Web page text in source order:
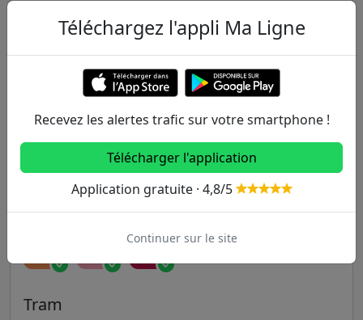
A B C D E
K
Tram
Téléchargez l'appli Ma Ligne
Recevez les alertes trafic sur votre smartphone !
Télécharger l'application
Application gratuite · 4,8/5
Continuer sur le site